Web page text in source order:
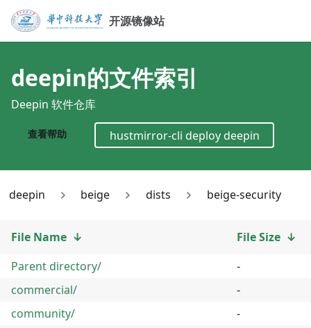
开源镜像站
deepin的文件索引
Deepin 软件仓库
查看帮助 hustmirror-cli deploy deepin
deepin beige dists beige-security
File Name ↓ File Size ↓
Parent directory/
-
commercial/
-
community/
-